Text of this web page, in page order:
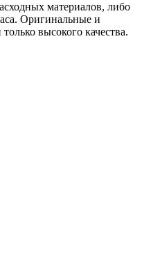
материалов, либо
Оригинальные и
высокого качества.